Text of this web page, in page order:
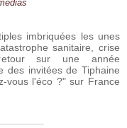
imbriquées les unes
sanitaire, crise
sur une année
des invitées de Tiphaine
vous l'éco ?" sur France